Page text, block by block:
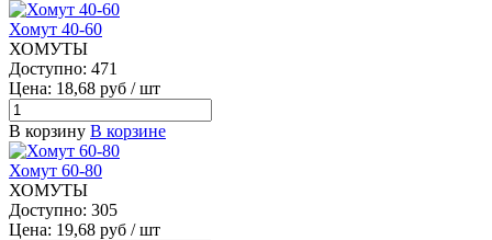
Хомут 40-60
ХОМУТЫ
Доступно: 471
Цена: 18,68 руб / шт
В корзину В корзине
Хомут 60-80
ХОМУТЫ
Доступно: 305
Цена: 19,68 руб / шт